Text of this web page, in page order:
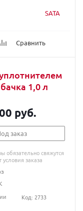
SATA
Сравнить
1,0 л
руб.
заказ
обязательно свяжутся
условия заказа
Код: 2733